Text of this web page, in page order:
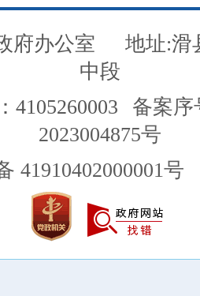
府办公室
地址:滑
中段
4105260003
备案序
2023004875号
41910402000001号